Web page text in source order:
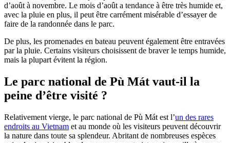
d’août à novembre. Le mois d’août a tendance à être très humide et,
avec la pluie en plus, il peut être carrément misérable d’essayer de
faire de la randonnée dans le parc.
De plus, les promenades en bateau peuvent également être entravées
par la pluie. Certains visiteurs choisissent de braver le temps humide,
mais la plupart évitent la région.
Le parc national de Pù Mát vaut-il la
peine d’être visité ?
Relativement vierge, le parc national de Pù Mát est l’un des rares
endroits au Vietnam et au monde où les visiteurs peuvent découvrir
la nature dans toute sa splendeur. Abritant de nombreuses espèces